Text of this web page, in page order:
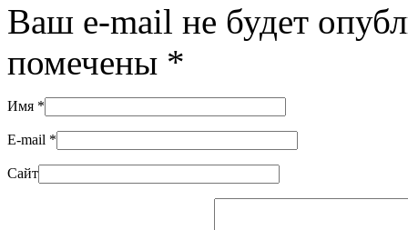
Ваш e-mail не будет
помечены *
Имя *
E-mail *
Сайт